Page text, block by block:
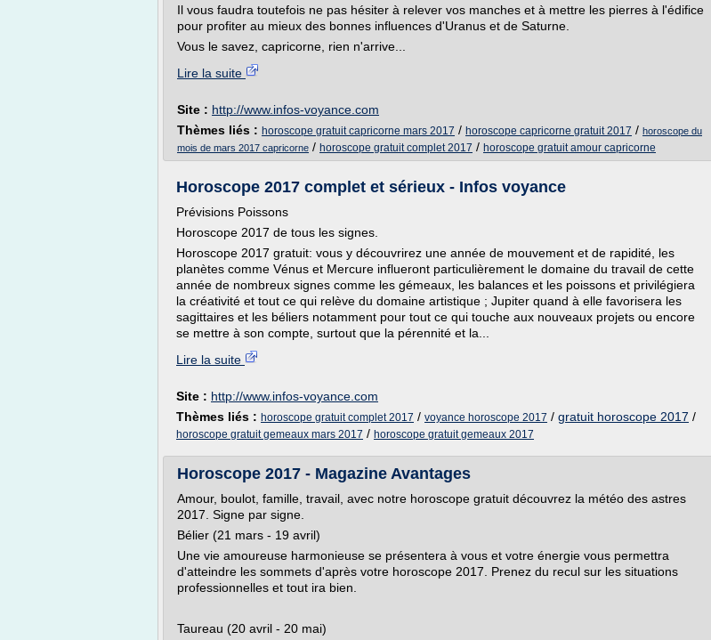
Il vous faudra toutefois ne pas hésiter à relever vos manches et à mettre les pierres à l'édifice
pour profiter au mieux des bonnes influences d'Uranus et de Saturne.
Vous le savez, capricorne, rien n'arrive...
Lire la suite
Site : http://www.infos-voyance.com
Thèmes liés : horoscope gratuit capricorne mars 2017 / horoscope capricorne gratuit 2017 / horoscope du
mois de mars 2017 capricorne / horoscope gratuit complet 2017 / horoscope gratuit amour capricorne
Horoscope 2017 complet et sérieux - Infos voyance
Prévisions Poissons
Horoscope 2017 de tous les signes.
Horoscope 2017 gratuit: vous y découvrirez une année de mouvement et de rapidité, les
planètes comme Vénus et Mercure influeront particulièrement le domaine du travail de cette
année de nombreux signes comme les gémeaux, les balances et les poissons et privilégiera
la créativité et tout ce qui relève du domaine artistique ; Jupiter quand à elle favorisera les
sagittaires et les béliers notamment pour tout ce qui touche aux nouveaux projets ou encore
se mettre à son compte, surtout que la pérennité et la...
Lire la suite
Site : http://www.infos-voyance.com
Thèmes liés : horoscope gratuit complet 2017 / voyance horoscope 2017 / gratuit horoscope 2017 /
horoscope gratuit gemeaux mars 2017 / horoscope gratuit gemeaux 2017
Horoscope 2017 - Magazine Avantages
Amour, boulot, famille, travail, avec notre horoscope gratuit découvrez la météo des astres
2017. Signe par signe.
Bélier (21 mars - 19 avril)
Une vie amoureuse harmonieuse se présentera à vous et votre énergie vous permettra
d'atteindre les sommets d'après votre horoscope 2017. Prenez du recul sur les situations
professionnelles et tout ira bien.
Taureau (20 avril - 20 mai)